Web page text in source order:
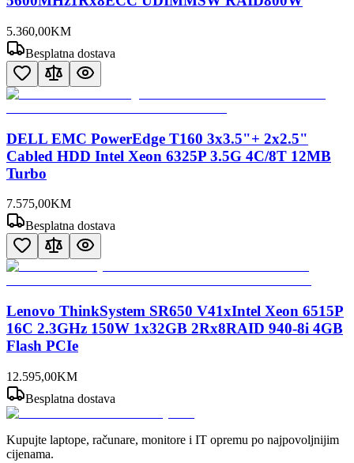
5.360,00KM
Besplatna dostava
DELL EMC PowerEdge T160 3x3.5"+ 2x2.5"
Cabled HDD Intel Xeon 6325P 3.5G 4C/8T 12MB
Turbo
7.575,00KM
Besplatna dostava
Lenovo ThinkSystem SR650 V41xIntel Xeon 6515P
16C 2.3GHz 150W 1x32GB 2Rx8RAID 940-8i 4GB
Flash PCIe
12.595,00KM
Besplatna dostava
Kupujte laptope, računare, monitore i IT opremu po najpovoljnijim
cijenama.